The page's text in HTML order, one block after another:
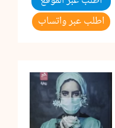
اطلب عبر واتساب